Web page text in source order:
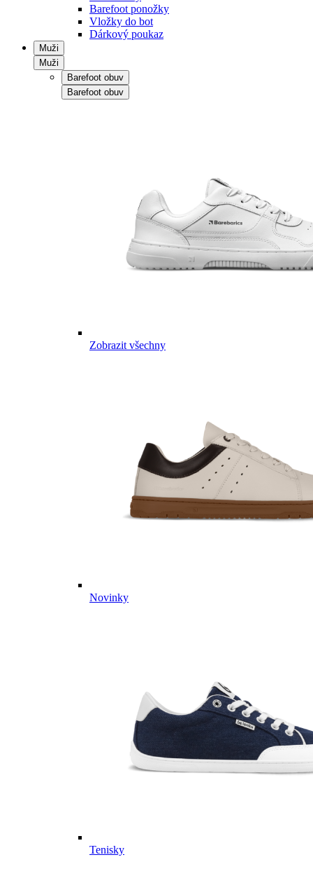
Barefoot ponožky
Vložky do bot
Dárkový poukaz
Muži
Muži
Barefoot obuv
Barefoot obuv
Zobrazit všechny
Novinky
Tenisky